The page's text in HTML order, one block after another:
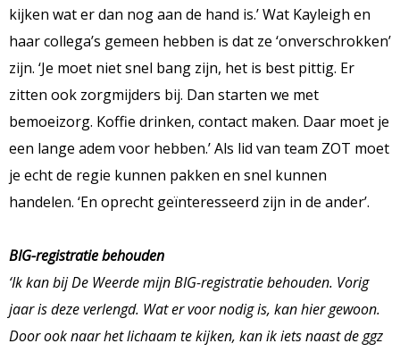
kijken wat er dan nog aan de hand is.’ Wat Kayleigh en
haar collega’s gemeen hebben is dat ze ‘onverschrokken’
zijn. ‘Je moet niet snel bang zijn, het is best pittig. Er
zitten ook zorgmijders bij. Dan starten we met
bemoeizorg. Koffie drinken, contact maken. Daar moet je
een lange adem voor hebben.’ Als lid van team ZOT moet
je echt de regie kunnen pakken en snel kunnen
handelen. ‘En oprecht geïnteresseerd zijn in de ander’.
BIG-registratie behouden
‘Ik kan bij De Weerde mijn BIG-registratie behouden. Vorig
jaar is deze verlengd. Wat er voor nodig is, kan hier gewoon.
Door ook naar het lichaam te kijken, kan ik iets naast de ggz